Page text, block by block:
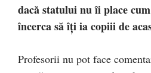
dacă statului nu îi place
încerca să îți ia copiii de
Profesorii nu pot face